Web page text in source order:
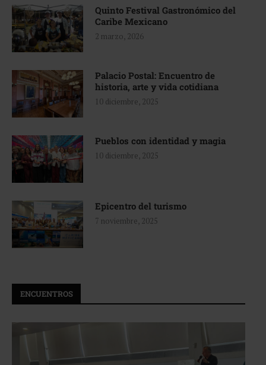
Quinto Festival Gastronómico del
Caribe Mexicano
2 marzo, 2026
Palacio Postal: Encuentro de
historia, arte y vida cotidiana
10 diciembre, 2025
Pueblos con identidad y magia
10 diciembre, 2025
Epicentro del turismo
7 noviembre, 2025
ENCUENTROS